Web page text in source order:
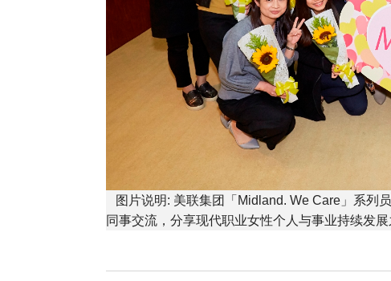
图片说明: 美联集团「Midland. We Care」系列
同事交流，分享现代职业女性个人与事业持续发展